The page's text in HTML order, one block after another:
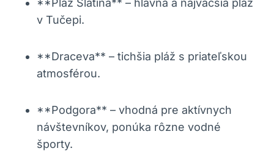
v Tučepi.
**Draceva** – tichšia pláž s priateľskou
atmosférou.
**Podgora** – vhodná pre aktívnych
návštevníkov, ponúka rôzne vodné
športy.